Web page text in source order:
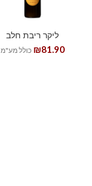
ליקר ריבת חלב
₪81.90 כולל מע"מ